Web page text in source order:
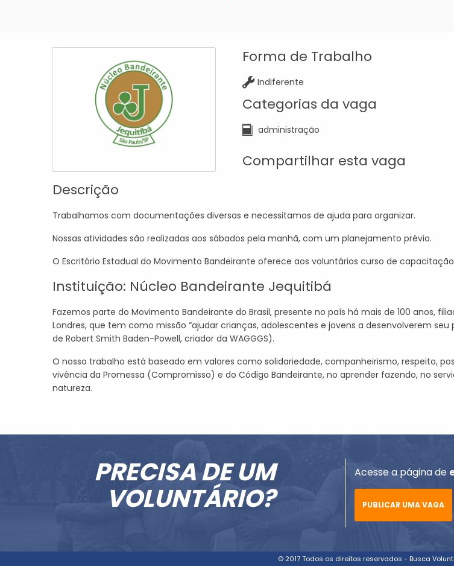
Forma de Trabalho
Indiferente
Categorias da vaga
administração
Compartilhar esta vaga
Descrição
Trabalhamos com documentações diversas e necessitamos de ajuda para organizar.
Nossas atividades são realizadas aos sábados pela manhã, com um planejamento prévio.
O Escritório Estadual do Movimento Bandeirante oferece aos voluntários curso de
Instituição: Núcleo Bandeirante Jequitibá
Fazemos parte do Movimento Bandeirante do Brasil, presente no país há mais de 100 anos,
Londres, que tem como missão “ajudar crianças, adolescentes e jovens a desenvolverem
de Robert Smith Baden-Powell, criador da WAGGGS).
O nosso trabalho está baseado em valores como solidariedade, companheirismo, respeito,
vivência da Promessa (Compromisso) e do Código Bandeirante, no aprender fazendo, no
natureza.
PRECISA DE UM
VOLUNTÁRIO?
Acesse a página de
PUBLICAR UMA VAGA
© 2017 Todos os direitos reservados - Busca